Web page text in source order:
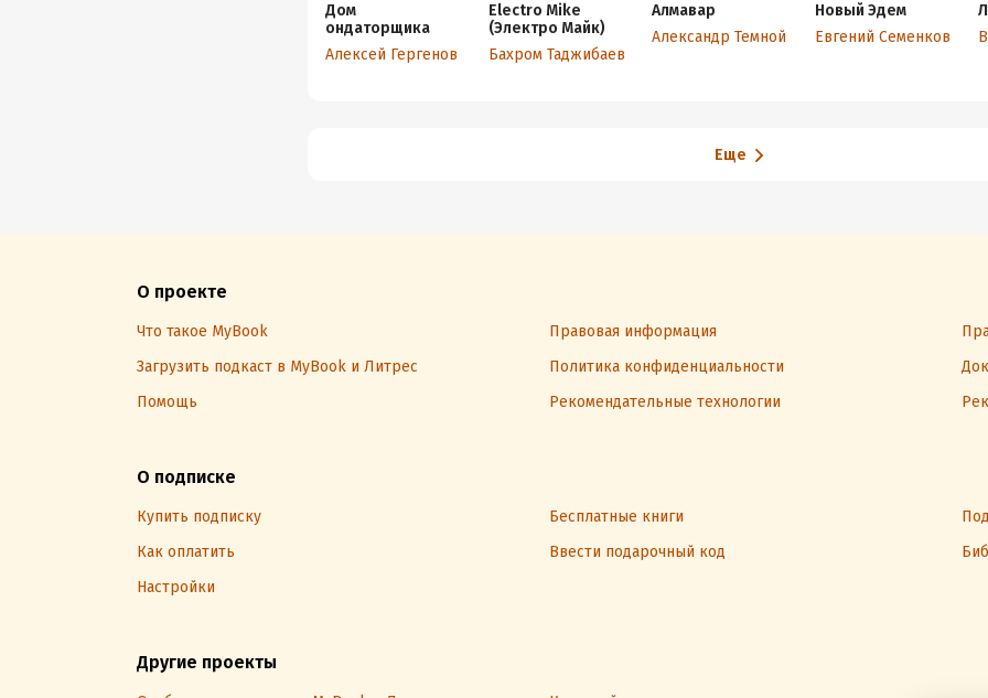
Дом
ондаторщика
Алексей Гергенов
Electro Mike
(Электро Майк)
Бахром Таджибаев
Алмавар
Александр Темной
Новый Эдем
Евгений Семенков
Еще
О проекте
Что такое MyBook Правовая информация
Загрузить подкаст в MyBook и Литрес
Политика конфиденциальности
Помощь
Рекомендательные технологии
О подписке
Купить подписку Бесплатные книги
Как оплатить
Ввести подарочный код
Настройки
Другие проекты